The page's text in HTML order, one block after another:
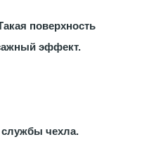
поверхность
эффект.
службы чехла.